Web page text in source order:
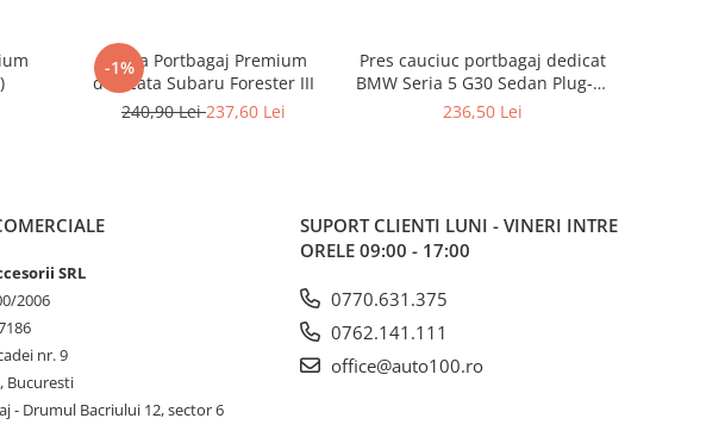
-1%
Tavita Portbagaj Premium
dedicata Subaru Forester III
240,90 Lei237,60 Lei
Pres cauciuc portbagaj dedicat
BMW Seria 5 G30 Sedan Plug-in
Hybrid 2017-2023, Gledring
236,50 Lei
SRL
2006
nr. 9
Bucuresti
- Drumul Bacriului 12, sector 6
SUPORT CLIENTI LUNI - VINERI INTRE
ORELE 09:00 - 17:00
0770.631.375
0762.141.111
office@auto100.ro